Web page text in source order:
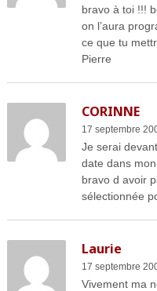
bravo à toi !!!
on l’aura
ce que tu
Pierre
CORINNE
17 septembre
Je serai
date dans
bravo d avoir
sélectionnée
Laurie
17 septembre
Vivement ma